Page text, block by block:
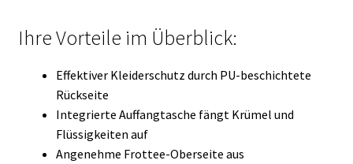
Ihre Vorteile im Überblick:
Effektiver Kleiderschutz durch PU-beschichtete
Rückseite
Integrierte Auffangtasche fängt Krümel und
Flüssigkeiten auf
Angenehme Frottee-Oberseite aus